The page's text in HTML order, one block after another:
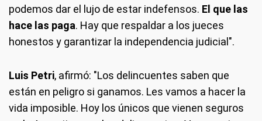
podemos dar el lujo de estar indefensos. El que las
hace las paga. Hay que respaldar a los jueces
honestos y garantizar la independencia judicial".
Luis Petri, afirmó: "Los delincuentes saben que
están en peligro si ganamos. Les vamos a hacer la
vida imposible. Hoy los únicos que vienen seguros